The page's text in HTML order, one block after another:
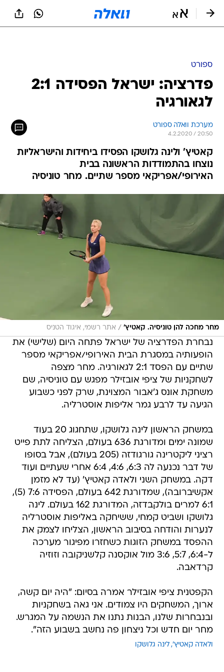
ספורט
פדרציה: ישראל הפסידה 2:1
לגאורגיה
מערכת וואלה ספורט
4.2.2020 / 20:50
קאטיץ' ולינה גלושקו הפסידו ביחידות והישראליות
נוצחו בהתמודדות הראשונה בבית
האירופי/אפריקאי מספר שתיים. מחר טוניסיה
מחר מחכה להן טוניסיה. קאטיץ' / אתר רשמי, איגוד הטניס
נבחרת הפדרציה של ישראל פתחה היום (שלישי) את
הופעותיה במסגרת הבית האירופי/אפריקאי מספר
שתיים עם הפסד 2:1 לגאורגיה. מחר מצפה
לשחקניות של ציפי אובזילר מפגש עם טוניסיה, שם
משחקת אונס ג'אבור המצוינת, שרק לפני כשבוע
הגיעה עד לרבע גמר אליפות אוסטרליה.
במשחק הראשון לינה גלושקו, שתחגוג 20 בעוד
שמונה ימים ומדורגת 636 בעולם, הצליחה לתת פייט
רציני ליקטרינה גורגודזה (205 בעולם), אבל בסופו
של דבר נכנעה לה 6:3, 4:6, 6:4 אחרי שעתיים ועוד
דקה. במשחק השני ולאדה קאטיץ' (עד לא מזמן
אקשיברובה), שמדורגת 642 בעולם, הפסידה 7:6 (5),
6:1 למרים בולקבדזה, המדורגת 162 בעולם. לינה
גלושקו ושביט קמחי, ששיחקה באליפות אוסטרליה
לנערות והודחה בסיבוב הראשון, הצליחו לצמק את
ההפסד במשחק הזוגות כשחזרו מפיגור מערכה
ל-6:4, 5:7, 3:6 מול אוקסנה קלשניקובה וזוזיה
קרדאבה.
הקפטנית ציפי אובזילר אמרה בסיום: "היה יום קשה,
ארוך, המשחקים היו צמודים. אני גאה בשחקניות
ובנבחרות שלנו, הבנות נתנו את הנשמה על המגרש.
מחר יום חדש וכל ניצחון פה נחשב בשבוע הזה".
ולאדה קאטיץ' לינה גלושקו